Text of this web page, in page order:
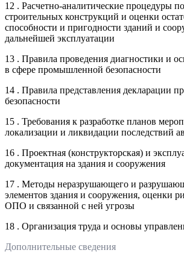
12 . Расчетно-аналитические процедуры
строительных конструкций и оценки
способности и пригодности зданий и
дальнейшей эксплуатации
13 . Правила проведения диагностики и
в сфере промышленной безопасности
14 . Правила представления декларации
безопасности
15 . Требования к разработке планов
локализации и ликвидации последствий
16 . Проектная (конструкторская) и
документация на здания и сооружения
17 . Методы неразрушающего и
элементов здания и сооружения, оценки
ОПО и связанной с ней угрозы
18 . Организация труда и основы
Дополнительные сведения